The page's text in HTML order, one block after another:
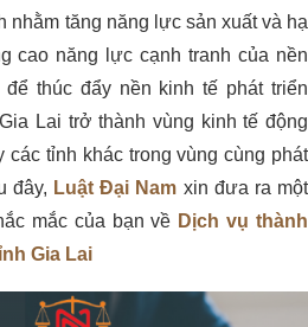
nhằm tăng năng lực sản xuất và hạ
cao năng lực cạnh tranh của nền
thúc đẩy nền kinh tế phát triển
Lai trở thành vùng kinh tế động
các tỉnh khác trong vùng cùng phát
đây, Luật Đại Nam xin đưa ra một
mắc của bạn về Dịch vụ thành
Gia Lai